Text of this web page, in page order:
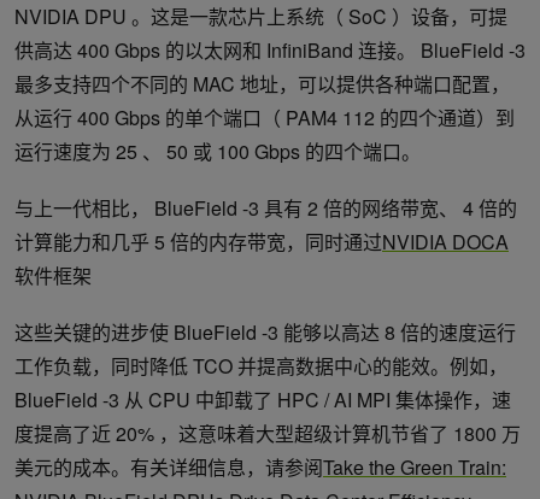
NVIDIA DPU 。这是一款芯片上系统（ SoC ）设备，可提
供高达 400 Gbps 的以太网和 InfiniBand 连接。 BlueField -3
最多支持四个不同的 MAC 地址，可以提供各种端口配置，
从运行 400 Gbps 的单个端口（ PAM4 112 的四个通道）到
运行速度为 25 、 50 或 100 Gbps 的四个端口。
与上一代相比， BlueField -3 具有 2 倍的网络带宽、 4 倍的
计算能力和几乎 5 倍的内存带宽，同时通过NVIDIA DOCA
软件框架
这些关键的进步使 BlueField -3 能够以高达 8 倍的速度运行
工作负载，同时降低 TCO 并提高数据中心的能效。例如，
BlueField -3 从 CPU 中卸载了 HPC / AI MPI 集体操作，速
度提高了近 20% ，这意味着大型超级计算机节省了 1800 万
美元的成本。有关详细信息，请参阅Take the Green Train: